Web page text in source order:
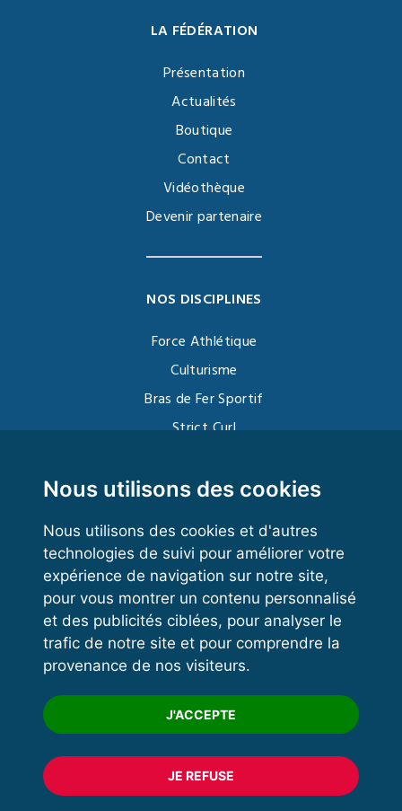
Nous utilisons des cookies
Nous utilisons des cookies et d'autres
technologies de suivi pour améliorer votre
expérience de navigation sur notre site,
pour vous montrer un contenu personnalisé
et des publicités ciblées, pour analyser le
trafic de notre site et pour comprendre la
provenance de nos visiteurs.
J'ACCEPTE
JE REFUSE
LA FÉDÉRATION
Présentation
Actualités
Boutique
Contact
Vidéothèque
Devenir partenaire
NOS DISCIPLINES
Force Athlétique
Culturisme
Bras de Fer Sportif
Strict Curl
Kettlebell
VOS ESPACES
Espace dirigeant
Espace licencié
Trouver un club
Formation
© 2020 FFFORCE Tous droits réservés